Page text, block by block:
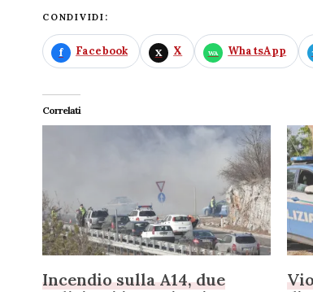
CONDIVIDI:
Facebook X WhatsApp
Correlati
Incendio sulla A14, due